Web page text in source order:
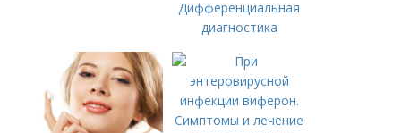
Дифференциальная
диагностика